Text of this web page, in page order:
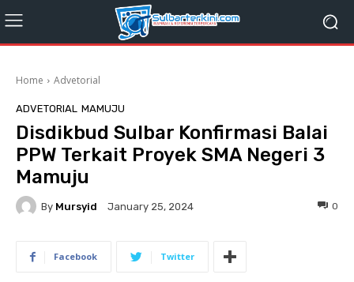
Home Advetorial
ADVETORIAL MAMUJU
Disdikbud Sulbar Konfirmasi Balai
PPW Terkait Proyek SMA Negeri 3
Mamuju
By Mursyid January 25, 2024 0
Facebook Twitter